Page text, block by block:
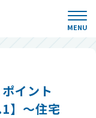
MENU
イント
】～住宅